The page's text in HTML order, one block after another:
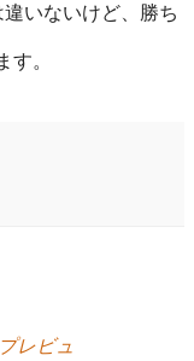
いないけど、勝ち
す。
レビュ